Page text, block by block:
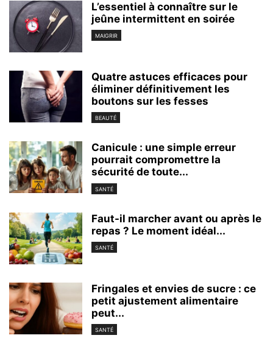
L’essentiel à connaître sur le
jeûne intermittent en soirée
MAIGRIR
Quatre astuces efficaces pour
éliminer définitivement les
boutons sur les fesses
BEAUTÉ
Canicule : une simple erreur
pourrait compromettre la
sécurité de toute...
SANTÉ
Faut-il marcher avant ou après le
repas ? Le moment idéal...
SANTÉ
Fringales et envies de sucre : ce
petit ajustement alimentaire
peut...
SANTÉ